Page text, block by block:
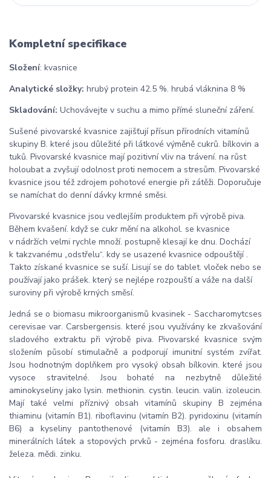
Kompletní specifikace
Složení: kvasnice
Analytické složky: hrubý protein 42.5 %. hrubá vláknina 8 %
Skladování: Uchovávejte v suchu a mimo přímé sluneční záření.
Sušené pivovarské kvasnice zajišťují přísun přírodních vitamínů
skupiny B. které jsou důležité při látkové výměně cukrů. bílkovin a
tuků. Pivovarské kvasnice mají pozitivní vliv na trávení. na růst
holoubat a zvyšují odolnost proti nemocem a stresům. Pivovarské
kvasnice jsou též zdrojem pohotové energie při zátěži. Doporučuje
se namíchat do denní dávky krmné směsi.
Pivovarské kvasnice jsou vedlejším produktem při výrobě piva.
Během kvašení. když se cukr mění na alkohol. se kvasnice
v nádržích velmi rychle množí. postupně klesají ke dnu. Dochází
k takzvanému „odstřelu“. kdy se usazené kvasnice odpouštějí .
Takto získané kvasnice se suší. Lisují se do tablet. vloček nebo se
používají jako prášek. který se nejlépe rozpouští a váže na další
suroviny při výrobě krných směsí.
Jedná se o biomasu mikroorganismů kvasinek - Saccharomytcses
cerevisae var. Carsbergensis. které jsou využívány ke zkvašování
sladového extraktu při výrobě piva. Pivovarské kvasnice svým
složením působí stimulačně a podporují imunitní systém zvířat.
Jsou hodnotným doplňkem pro vysoký obsah bílkovin. které jsou
vysoce stravitelné. Jsou bohaté na nezbytně důležité
aminokyseliny jako lysin. methionin. cystin. leucin. valin. izoleucin.
Mají také velmi příznivý obsah vitamínů skupiny B zejména
thiaminu (vitamín B1). riboflavinu (vitamín B2). pyridoxinu (vitamín
B6) a kyseliny pantothenové (vitamín B3). ale i obsahem
minerálních látek a stopových prvků - zejména fosforu. draslíku.
železa. mědi. zinku.